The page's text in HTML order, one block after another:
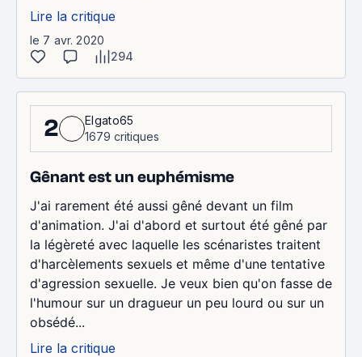
Lire la critique
le 7 avr. 2020
294
2
Elgato65
1679 critiques
Gênant est un euphémisme
J'ai rarement été aussi gêné devant un film
d'animation. J'ai d'abord et surtout été gêné par
la légèreté avec laquelle les scénaristes traitent
d'harcèlements sexuels et même d'une tentative
d'agression sexuelle. Je veux bien qu'on fasse de
l'humour sur un dragueur un peu lourd ou sur un
obsédé...
Lire la critique